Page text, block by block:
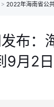
> 2022年海南省公
布：
9月2日